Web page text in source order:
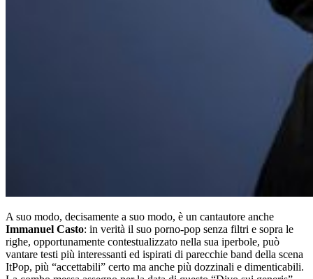
A suo modo, decisamente a suo modo, è un cantautore anche
Immanuel Casto: in verità il suo porno-pop senza filtri e sopra le
righe, opportunamente contestualizzato nella sua iperbole, può
vantare testi più interessanti ed ispirati di parecchie band della scena
ItPop, più “accettabili” certo ma anche più dozzinali e dimenticabili.